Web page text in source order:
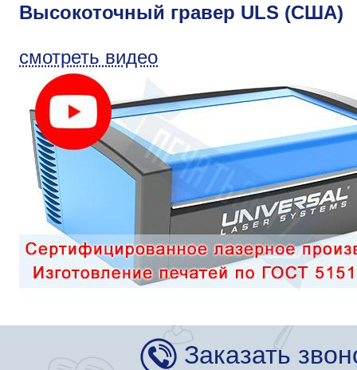
Высокоточный гравер ULS (США)
смотреть видео
Заказать